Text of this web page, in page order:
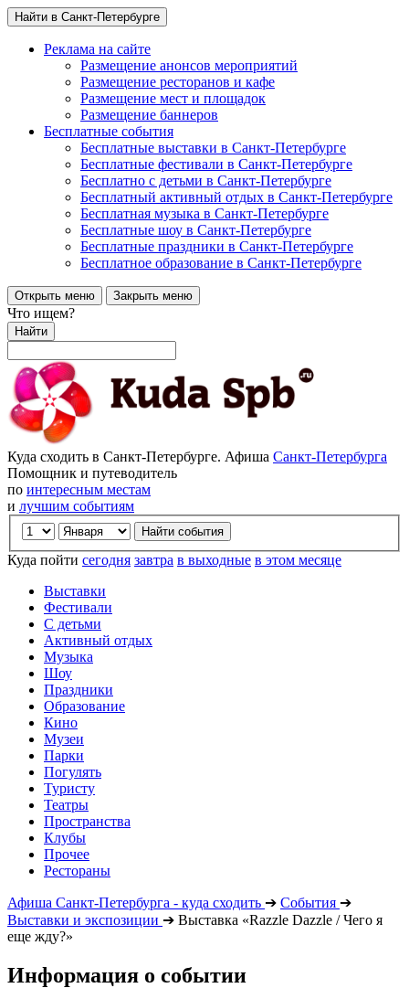
Найти в Санкт-Петербурге
Реклама на сайте
Размещение анонсов мероприятий
Размещение ресторанов и кафе
Размещение мест и площадок
Размещение баннеров
Бесплатные события
Бесплатные выставки в Санкт-Петербурге
Бесплатные фестивали в Санкт-Петербурге
Бесплатно с детьми в Санкт-Петербурге
Бесплатный активный отдых в Санкт-Петербурге
Бесплатная музыка в Санкт-Петербурге
Бесплатные шоу в Санкт-Петербурге
Бесплатные праздники в Санкт-Петербурге
Бесплатное образование в Санкт-Петербурге
Открыть меню Закрыть меню
Что ищем?
Найти
Куда сходить в Санкт-Петербурге. Афиша Санкт-Петербурга
Помощник и путеводитель
по интересным местам
и лучшим событиям
Куда пойти сегодня завтра в выходные в этом месяце
Выставки
Фестивали
С детьми
Активный отдых
Музыка
Шоу
Праздники
Образование
Кино
Музеи
Парки
Погулять
Туристу
Театры
Пространства
Клубы
Прочее
Рестораны
Афиша Санкт-Петербурга - куда сходить ➔ События ➔
Выставки и экспозиции ➔ Выставка «Razzle Dazzle / Чего я
еще жду?»
Информация о событии